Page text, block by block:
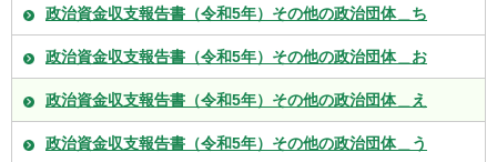
政治資金収支報告書（令和5年）その他の政治団体＿ち
政治資金収支報告書（令和5年）その他の政治団体＿お
政治資金収支報告書（令和5年）その他の政治団体＿え
政治資金収支報告書（令和5年）その他の政治団体＿う